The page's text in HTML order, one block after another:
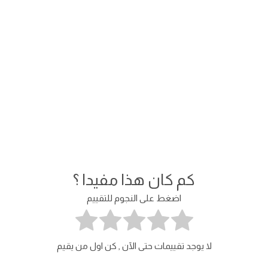
كم كان هذا مفيدا ؟
اضغط على النجوم للتقييم
لا يوجد تقييمات حتى الآن , كن اول من يقيم